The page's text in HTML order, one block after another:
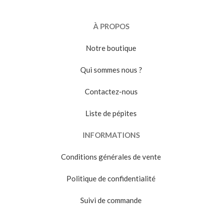
À PROPOS
Notre boutique
Qui sommes nous ?
Contactez-nous
Liste de pépites
INFORMATIONS
Conditions générales de vente
Politique de confidentialité
Suivi de commande